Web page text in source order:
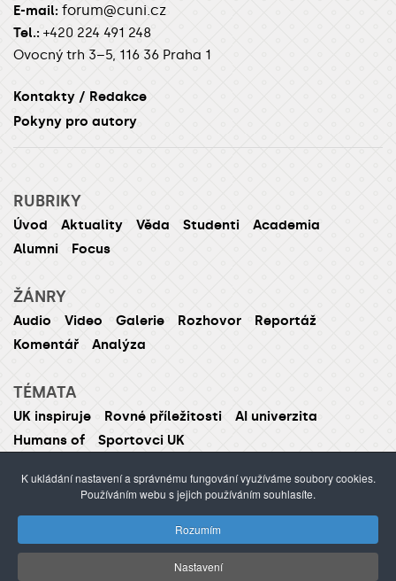
E-mail: forum@cuni.cz
Tel.: +420 224 491 248
Ovocný trh 3–5, 116 36 Praha 1
Kontakty / Redakce
Pokyny pro autory
RUBRIKY
Úvod Aktuality Věda Studenti
Academia
Alumni
Focus
ŽÁNRY
Audio Video Galerie Rozhovor
Reportáž
Komentář
Analýza
TÉMATA
UK inspiruje Rovné příležitosti
AI univerzita
Humans of
Sportovci UK
Publikování nebo šíření obsahu je zakázáno bez
předchozího souhlasu.
K ukládání nastavení a správnému fungování využíváme soubory cookies.
Používáním webu s jejich používáním souhlasíte.
Rozumím
Nastavení